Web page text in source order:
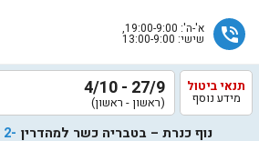
phone_in_talk א'-ה': 19:00-9:00,
שישי: 13:00-9:00
תנאי ביטול
מידע נוסף 27/9 - 4/10
(ראשון - ראשון)
נוף כנרת – בטבריה כשר למהדרין -2 מבוגרים ל 7 לילות